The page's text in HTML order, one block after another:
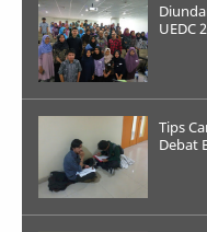
UEDC
Tips
Debat